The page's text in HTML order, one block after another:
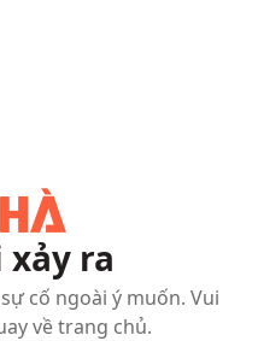
xảy ra
cố ngoài ý muốn. Vui
về trang chủ.